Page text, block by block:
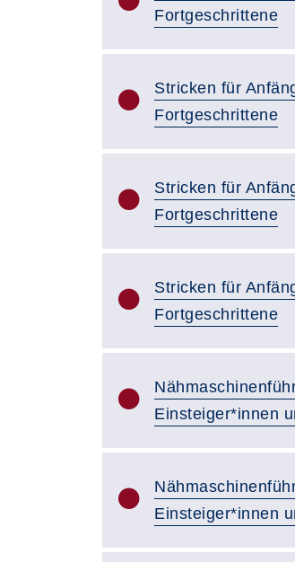
Fortgeschrittene
Stricken für
Fortgeschrittene
Stricken für
Fortgeschrittene
Stricken für
Fortgeschrittene
Einsteiger*innen
Einsteiger*innen